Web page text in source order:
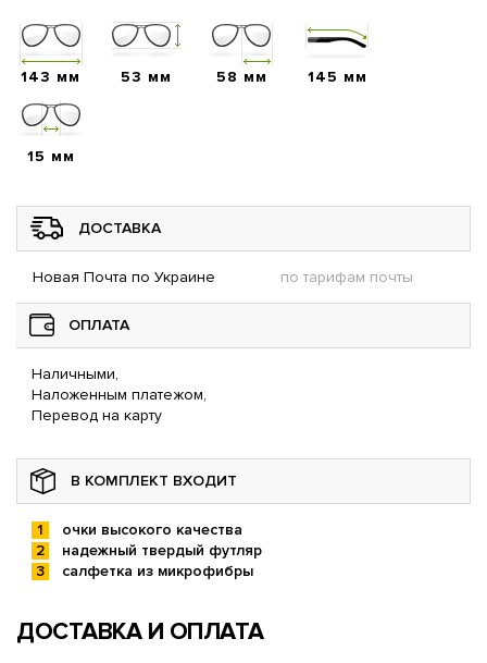
143 мм 53 мм 58 мм 145 мм
15 мм
ДОСТАВКА
Новая Почта по Украине по тарифам почты
ОПЛАТА
Наличными,
Наложенным платежом,
Перевод на карту
В КОМПЛЕКТ ВХОДИТ
очки высокого качества
надежный твердый футляр
салфетка из микрофибры
ДОСТАВКА И ОПЛАТА